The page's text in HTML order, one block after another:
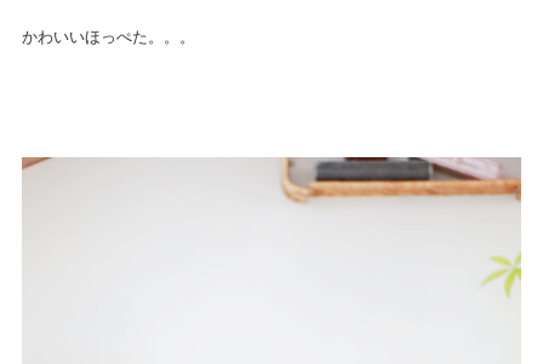
かわいいほっぺた。。。